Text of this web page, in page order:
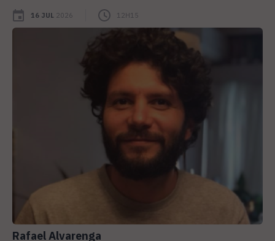
16 JUL 2026 12H15
Rafael Alvarenga